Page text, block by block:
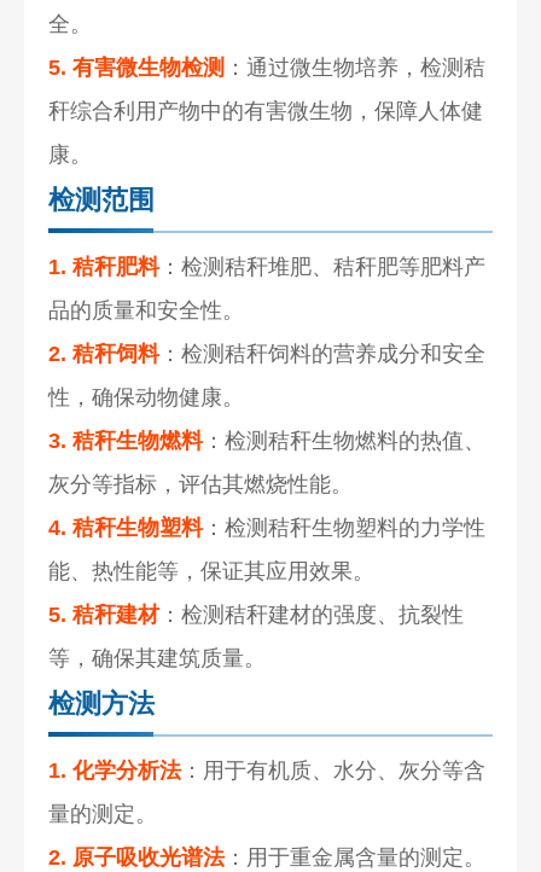
全。
5. 有害微生物检测 ：通过微生物培养，检测秸
秆综合利用产物中的有害微生物，保障人体健
康。
检测范围
1. 秸秆肥料：检测秸秆堆肥、秸秆肥等肥料产
品的质量和安全性。
2. 秸秆饲料：检测秸秆饲料的营养成分和安全
性，确保动物健康。
3. 秸秆生物燃料：检测秸秆生物燃料的热值、
灰分等指标，评估其燃烧性能。
4. 秸秆生物塑料：检测秸秆生物塑料的力学性
能、热性能等，保证其应用效果。
5. 秸秆建材：检测秸秆建材的强度、抗裂性
等，确保其建筑质量。
检测方法
1. 化学分析法：用于有机质、水分、灰分等含
量的测定。
2. 原子吸收光谱法：用于重金属含量的测定。